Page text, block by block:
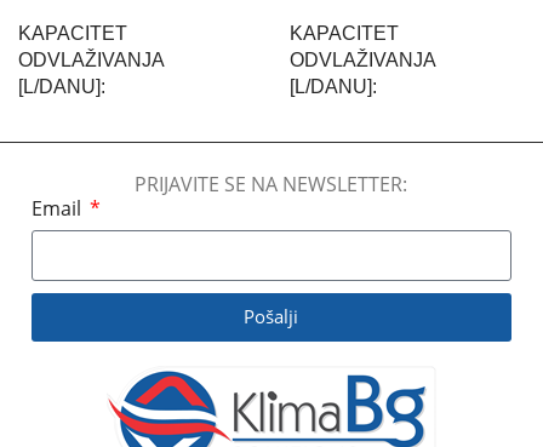
KAPACITET
ODVLAŽIVANJA
[L/DANU]
BREND
KLIME:NIVO BUKE
PROTOK VAZDUHA
KAPACITET
ODVLAŽIVANJA
[L/DANU]
KLIME:NIVO BUKE
PROTOK VAZDUHA
PRIJAVITE SE NA NEWSLETTER:
Email
Pošalji